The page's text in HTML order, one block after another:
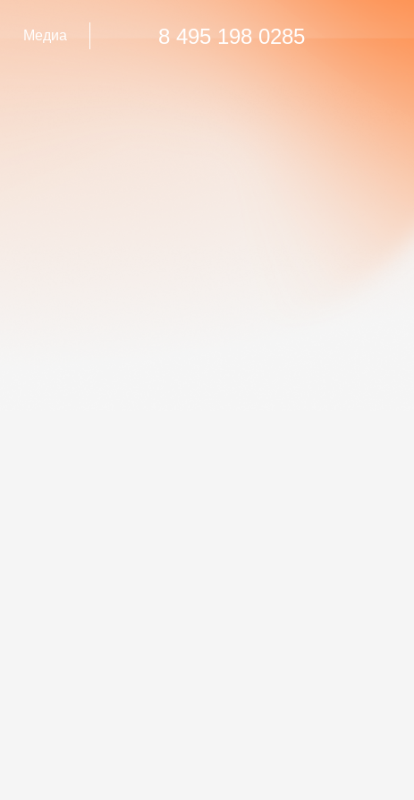
Медиа 8 495 198 0285